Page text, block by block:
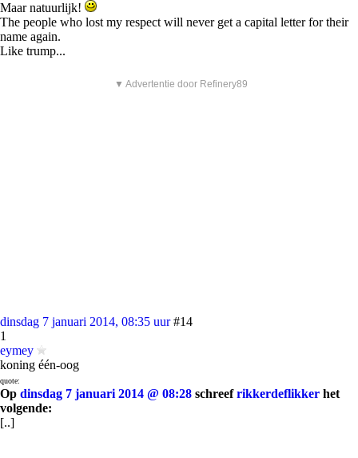
Maar natuurlijk!
The people who lost my respect will never get a capital letter for their
name again.
Like trump...
▼ Advertentie door Refinery89
dinsdag 7 januari 2014, 08:35 uur #14
1
eymey
koning één-oog
quote:
Op dinsdag 7 januari 2014 @ 08:28 schreefrikkerdeflikker het
volgende:
[..]